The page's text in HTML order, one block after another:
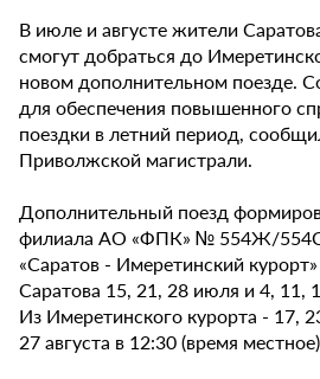
В июле и августе жители
смогут добраться до
новом дополнительном поезде.
для обеспечения повышенного
поездки в летний период,
Приволжской магистрали.
Дополнительный поезд
филиала АО «ФПК» № 554Ж/
«Саратов - Имеретинский
Саратова 15, 21, 28 июля и 4, 11,
Из Имеретинского курорта - 17,
27 августа в 12:30 (время